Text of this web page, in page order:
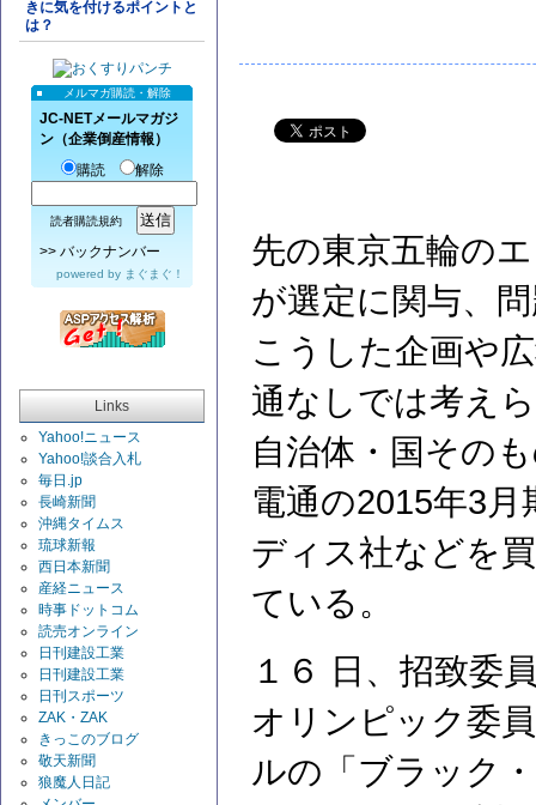
きに気を付けるポイントと
は？
メルマガ購読・解除
JC-NETメールマガジ
ン（企業倒産情報）
購読
解除
読者購読規約
>> バックナンバー
powered by まぐまぐ！
Links
Yahoo!ニュース
Yahoo!談合入札
毎日.jp
長崎新聞
沖縄タイムス
琉球新報
西日本新聞
産経ニュース
時事ドットコム
読売オンライン
日刊建設工業
日刊建設工業
日刊スポーツ
ZAK・ZAK
きっこのブログ
敬天新聞
狼魔人日記
先の東京五輪の
が選定に関与、
こうした企画や
通なしでは考え
自治体・国その
電通の2015年3
ディス社などを
ている。
１６ 日、招致委
オリンピック委
ルの「ブラック